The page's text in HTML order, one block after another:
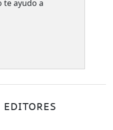
te ayudo a
EDITORES